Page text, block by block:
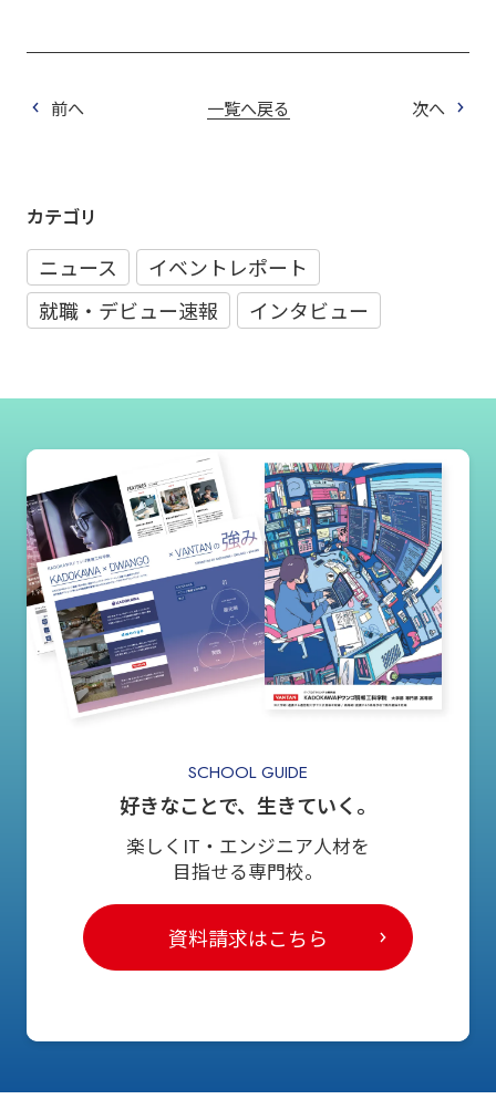
前へ 一覧へ戻る 次へ
カテゴリ
ニュース
イベントレポート
就職・デビュー速報
インタビュー
SCHOOL GUIDE
好きなことで、生きていく。
楽しくIT・エンジニア人材を
目指せる専門校。
資料請求はこちら